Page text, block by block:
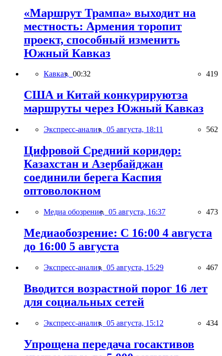
«Маршрут Трампа» выходит на
местность: Армения торопит
проект, способный изменить
Южный Кавказ
Кавказ, 00:32 419
США и Китай конкурируютза
маршруты через Южный Кавказ
Экспресс-анализ, 05 августа, 18:11 562
Цифровой Средний коридор:
Казахстан и Азербайджан
соединили берега Каспия
оптоволокном
Медиа обозрение, 05 августа, 16:37 473
Медиаобозрение: С 16:00 4 августа
до 16:00 5 августа
Экспресс-анализ, 05 августа, 15:29 467
Вводится возрастной порог 16 лет
для социальных сетей
Экспресс-анализ, 05 августа, 15:12 434
Упрощена передача госактивов